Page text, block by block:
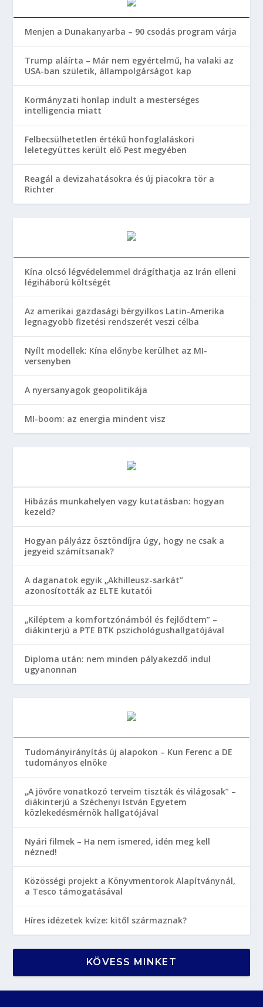
Menjen a Dunakanyarba – 90 csodás program várja
Trump aláírta – Már nem egyértelmű, ha valaki az
USA-ban születik, állampolgárságot kap
Kormányzati honlap indult a mesterséges
intelligencia miatt
Felbecsülhetetlen értékű honfoglaláskori
leletegyüttes került elő Pest megyében
Reagál a devizahatásokra és új piacokra tör a
Richter
Kína olcsó légvédelemmel drágíthatja az Irán elleni
légiháború költségét
Az amerikai gazdasági bérgyilkos Latin-Amerika
legnagyobb fizetési rendszerét veszi célba
Nyílt modellek: Kína előnybe kerülhet az MI-
versenyben
A nyersanyagok geopolitikája
MI-boom: az energia mindent visz
Hibázás munkahelyen vagy kutatásban: hogyan
kezeld?
Hogyan pályázz ösztöndíjra úgy, hogy ne csak a
jegyeid számítsanak?
A daganatok egyik „Akhilleusz-sarkát”
azonosították az ELTE kutatói
„Kiléptem a komfortzónámból és fejlődtem” –
diákinterjú a PTE BTK pszichológushallgatójával
Diploma után: nem minden pályakezdő indul
ugyanonnan
Tudományirányítás új alapokon – Kun Ferenc a DE
tudományos elnöke
„A jövőre vonatkozó terveim tiszták és világosak” –
diákinterjú a Széchenyi István Egyetem
közlekedésmérnök hallgatójával
Nyári filmek – Ha nem ismered, idén meg kell
nézned!
Közösségi projekt a Könyvmentorok Alapítványnál,
a Tesco támogatásával
Híres idézetek kvíze: kitől származnak?
KÖVESS MINKET